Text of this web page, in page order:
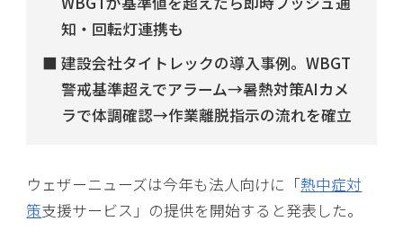
知・回転灯連携も
建設会社タイトレックの導入事例。WBGT
警戒基準超えでアラーム→暑熱対策AIカメ
ラで体調確認→作業離脱指示の流れを確立
ウェザーニューズは今年も法人向けに「熱中症対
策支援サービス」の提供を開始すると発表した。